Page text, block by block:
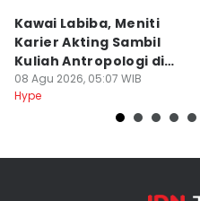
Kawai Labiba, Meniti
Karier Akting Sambil
Kuliah Antropologi di
Jogja
08 Agu 2026, 05:07 WIB
Hype